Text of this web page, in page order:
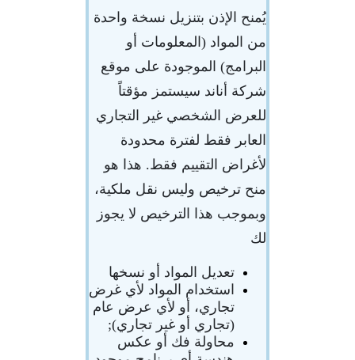
يُمنح الإذن بتنزيل نسخة واحدة
من المواد (المعلومات أو
البرامج) الموجودة على موقع
شركة أناند سيستمز مؤقتاً
للعرض الشخصي غير التجاري
العابر فقط لفترة محدودة
لأغراض التقييم فقط. هذا هو
منح ترخيص وليس نقل ملكية،
وبموجب هذا الترخيص لا يجوز
لك
تعديل المواد أو نسخها
استخدام المواد لأي غرض
تجاري، أو لأي عرض عام
(تجاري أو غير تجاري);
محاولة فك أو عكس